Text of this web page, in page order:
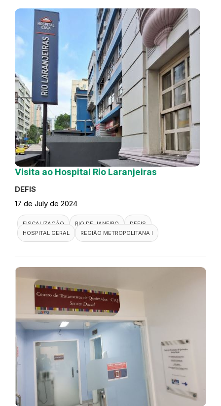
Visita ao Hospital Rio Laranjeiras
DEFIS
17 de July de 2024
FISCALIZAÇÃO RIO DE JANEIRO
DEFIS
HOSPITAL GERAL
REGIÃO METROPOLITANA I